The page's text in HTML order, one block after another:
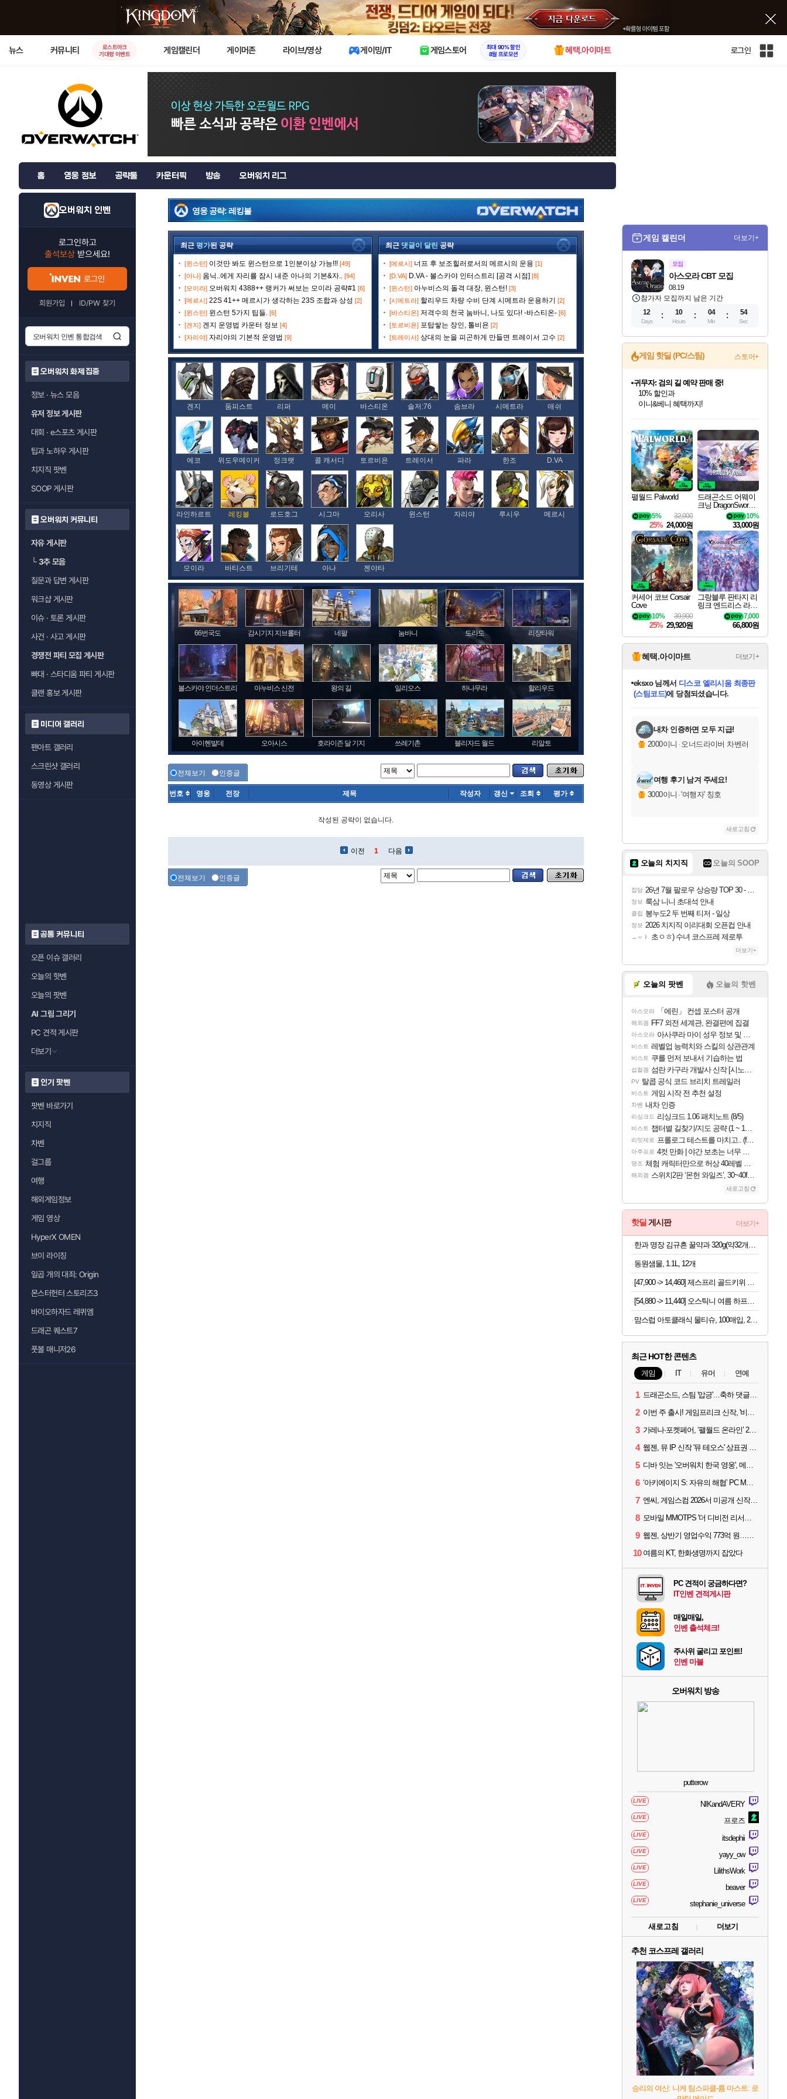
X
뉴스 커뮤니티
로스트아크
기대평 이벤트
게임캘린더 게이머존 라이브/영상 게이밍/IT 게임스토어
최대 90% 할인
8월 프로모션
혜택.아이마트 로그인
인
홈 영웅 정보 공략툴 카운터픽 방송 오버워치 리그
오버워치 인벤
로그인하고
출석보상 받으세요!
로그인
회원가입 ID/PW 찾기
오버워치 화제 집중
정보 · 뉴스 모음
유저 정보 게시판
대회 · e스포츠 게시판
팁과 노하우 게시판
치지직 팟벤
SOOP 게시판
오버워치 커뮤니티
자유 게시판
└3추 모음
질문과 답변 게시판
워크샵 게시판
이슈 · 토론 게시판
사건 · 사고 게시판
경쟁전 파티 모집 게시판
빠대 · 스타디움 파티 게시판
클랜 홍보 게시판
미디어 갤러리
팬아트 갤러리
스크린샷 갤러리
동영상 게시판
공통 커뮤니티
오픈 이슈 갤러리
오늘의 핫벤
오늘의 팟벤
AI 그림 그리기
PC 견적 게시판
더보기
인기 팟벤
팟벤 바로가기
치지직
차벤
걸그룹
여행
해외게임정보
게임 영상
HyperX OMEN
브이 라이징
일곱 개의 대죄: Origin
몬스터헌터 스토리즈3
바이오하자드 레퀴엠
드래곤 퀘스트7
풋볼 매니저26
영웅 공략: 레킹볼
최근평가된 공략
[윈스턴] 이것만 봐도 윈스턴으로 1인분이상 가능!!! [49]
[아나] 옴닉..에게 자리를 잠시 내준 아나의 기본&자.. [94]
[모이라] 오버워치 4388++ 랭커가 써보는 모이라 공략#1 [6]
[메르시] 22S 41++ 메르시가 생각하는 23S 조합과 상성 [2]
[윈스턴] 윈스턴 5가지 팁들. [6]
[겐지] 겐지 운영법 카운터 정보 [4]
[자리야] 자리야의 기본적 운영법 [9]
최근댓글이 달린공략
[메르시] 너프 후 보조힐러로서의 메르시의 운용 [1]
[D.VA] D.VA - 볼스카야 인터스트리 [공격 시점] [8]
[윈스턴] 아누비스의 돌격 대장, 윈스턴! [3]
[시메트라] 할리우드 차량 수비 단계 시메트라 운용하기
[2]
[바스티온] 저격수의 천국 눔바니, 나도 있다! -바스티온- [6]
[토르비욘] 포탑쌓는 장인, 톨비욘 [2]
[트레이서] 상대의 눈을 피곤하게 만들면 트레이서 고수 [2]
겐지 둠피스트 리퍼 메이 바스티온 솔저:76 솜브라 시메트라 애쉬
에코 위도우메이커 정크랫 콜 캐서디 토르비욘 트레이서 파라 한조 D.VA
라인하르트 레킹볼 로드호그 시그마 오리사 윈스턴 자리야 루시우 메르시
모이라 바티스트 브리기테 아나 젠야타
66번국도 감시기지 지브롤터 네팔 눔바니 도라도 리장타워
볼스카야 인더스트리 아누비스 신전 왕의 길 일리오스 하나무라 할리우드
아이헨발데 오아시스 호라이즌 달 기지 쓰레기촌 블리자드 월드 리알토
전체보기 인증글
번호 영웅 전장 제목 작성자 갱신 조회 평가
작성된 공략이 없습니다.
이전 1 다음
전체보기 인증글
게임 캘린더 더보기+
모집
08.19
아스오라 CBT 모집
참가자 모집까지 남은 기간
12
Days
10
Hours
04
Min
53
Sec
게임 핫딜 (PC/스팀) 스토어+
최대 90% 할인가를 만나보세요!
네이버혜택과 함께 만나보세요!
50%할인&추가 적립까지!
이니&베니 혜택까지!
비스트 오브 리인카네이션 정식 출시!
게임프릭 신작 IP
네이버 혜택가와 함께 예약하세요!
할인&네이버혜택으로 만나보세요!
네이버페이 혜택과 만나보세요!
40주년 프로모션으로 만나보세요!
네이버 포인트 혜택까지!
할인가에 만나보세요!
일부 에디션 상시 할인!
혜택으로 예약 판매 중
편안하게 충전하세요
팰월드 Palworld
32,000
5%
25% 24,000원
드래곤소드 어웨이
크닝 DragonSword A
10%
33,000원
커세어 코브 Corsair
Cove
39,900
10%
25% 29,920원
그랑블루 판타지 리
링크 엔드리스 라그
나로크 Granblue Fa
ntasy Relink Endless
7,000
66,800원
혜택.아이마트 더보기+
당첨되셨습니다.
당첨되셨습니다.
eksxo님께서 디스코 엘리시움 최종판
(스팀코드)에 당첨되셨습니다.
당첨되셨습니다.
당첨되셨습니다.
에디션 (스팀코드)를 교환.
당첨되셨습니다.
당첨되셨습니다.
당첨되셨습니다.
당첨되셨습니다.
내차 인증하면 모두 지급!
2000이니 · 오너드라이버 차벤러
여행 후기 남겨 주세요!
3000이니 ·'여행자' 칭호
새로고침
오늘의 치지직 오늘의 SOOP
잡담 26년 7월 팔로우 상승량 TOP 30 - 월간 치지직
정보 룩삼 니니 초대석 안내
클립 봉누도2 두 번째 티저 - 일상
정보 2026 치지직 이리대회 오픈컵 안내
ㅗㅜㅑ 초ㅇㅎ) 수녀 코스프레 제로투
더보기+
오늘의 팟벤 오늘의 핫벤
아스오라 「에린」 컨셉 포스터 공개
해외겜 FF7 외전 세계관, 완결편에 집결
아스오라 아사쿠라 마이 성우 정보 및 주요 필모
비스트 레벨업 능력치와 스킬의 상관관계
비스트 쿠를 먼저 보내서 기습하는 법
섭컬겜 섬란 카구라 개발사 신작 [시노비 넥서스] 연내 출시 예정
PV 탈콥 공식 코드 브리치 트레일러
비스트 게임 시작 전 추천 설정
차벤 내차 인증
리싱크드 리싱크드 1.06 패치노트 (8/5)
비스트 챕터별 길찾기/지도 공략 (1 ~ 12장)
리밋제로 프롤로그 테스트를 마치고.. (feat. 리아)
아주프로 4컷 만화 | 야간 보초는 너무 힘들어
명조 체험 캐릭터만으로 허상 40레벨 하이와티아 5분 컷!｜에이메스·린네·모니에 명함
해외겜 스위치2판 ‘몬헌 와일즈’, 30~40fps 목표 추정
새로고침
핫딜 게시판 더보기+
동원샘물, 1.1L, 12개
맘스럽 아토클래식 물티슈, 100매입, 20팩
최근 HOT한 콘텐츠
게임 IT 유머 연예
1 드래곤소드, 스팀 '압긍'…축하 댓글 달고 게임 코드 받자!
2 이번 주 출시! 게임프리크 신작, '비스트 오브 리인카네이션'
3 가레나·포켓페어, ‘팰월드 온라인’ 2026년 출시 예고
4 웹젠, 뮤 IP 신작 '뮤 테오스' 상표권 출원
5 디바 잇는 '오버워치 한국 영웅', 메카 파일럿 디몬 나온다
6 ‘아키에이지 S: 자유의 해협’ PC MMORPG로 개발한다
7 엔씨, 게임스컴 2026서 미공개 신작 최초 공개
8 모바일 MMOTPS '더 디비전 리서전스', 6일 스팀에도 출시
9 웹젠, 상반기 영업수익 773억 원…순이익 89% 증가
10 여름의 KT, 한화생명까지 잡았다
PC 견적이 궁금하다면?
IT인벤 견적게시판
매일매일,
인벤 출석체크!
주사위 굴리고 포인트!
인벤 마블
오버워치 방송
putterow
LIVE NIKandAVERY
LIVE 프로즈
LIVE itsdephii
LIVE yayy_ow
LIVE LilithsWork
LIVE beaver
LIVE stephanie_universe
새로고침 더보기
추천 코스프레 갤러리
승리의 여신: 니케 팀스파클-륨 마스트: 로